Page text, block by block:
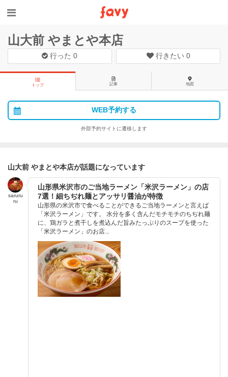
山大前 やまとや本店
行った0 行きたい 0
トップ 記事 地図
WEB予約する
外部予約サイトに遷移します
山大前 やまとや本店が話題になっています
saruru
ru
山形県米沢市のご当地ラーメン「米沢ラーメン」の店
7選！細ちぢれ麺とアッサリ醤油が特徴
山形県の米沢市で食べることができるご当地ラーメンと言えば
「米沢ラーメン」です。 水分を多く含んだモチモチのちぢれ麺
に、鶏ガラと煮干しを煮込んだ旨みたっぷりのスープを使った
「米沢ラーメン」のお店...